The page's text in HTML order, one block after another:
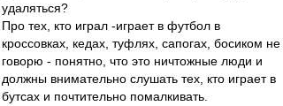
удаляться?
Про тех, кто играл -играет в футбол в
кроссовках, кедах, туфлях, сапогах, босиком не
говорю - понятно, что это ничтожные люди и
должны внимательно слушать тех, кто играет в
бутсах и почтительно помалкивать.